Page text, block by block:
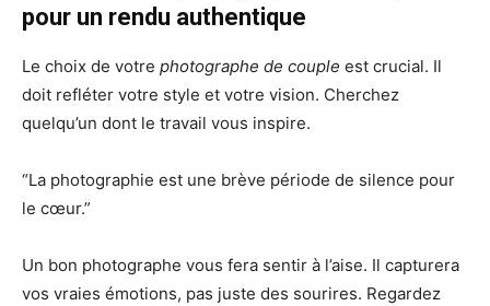
pour un rendu authentique
Le choix de votre photographe de couple est crucial. Il
doit refléter votre style et votre vision. Cherchez
quelqu’un dont le travail vous inspire.
“La photographie est une brève période de silence pour
le cœur.”
Un bon photographe vous fera sentir à l’aise. Il capturera
vos vraies émotions, pas juste des sourires. Regardez